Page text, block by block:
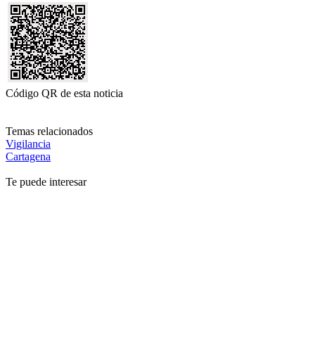
Código QR de esta noticia
Temas relacionados
Vigilancia
Cartagena
Te puede interesar